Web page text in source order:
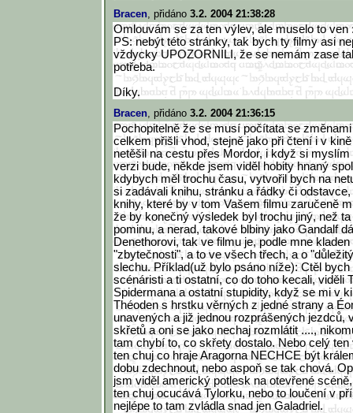
Bracen, přidáno 3.2. 2004 21:38:28
Omlouvám se za ten výlev, ale muselo to ven
PS: nebýt této stránky, tak bych ty filmy asi
vždycky UPOZORNILI, že se nemám zase
potřeba.
Díky.
Bracen, přidáno 3.2. 2004 21:36:15
Pochopitelně že se musí počítata se
celkem přišli vhod, stejně jako při čtení i v
netěšil na cestu přes Mordor, i když si
verzi bude, někde jsem viděl hobity hnaný
kdybych měl trochu času, vytvořil bych na
si zadávali knihu, stránku a řádky či
knihy, které by v tom Vašem filmu zaručeně
že by konečný výsledek byl trochu jiný, než
pominu, a nerad, takové blbiny jako Gandalf
Denethorovi, tak ve filmu je, podle mne kladen
"zbytečnosti", a to ve všech třech, a o
slechu. Příklad(už bylo psáno níže): Ctěl
scénáristi a ti ostatní, co do toho kecali, viděli
Spidermana a ostatní stupidity, když se mi v
Théoden s hrstku věrných z jedné strany a
unavených a již jednou rozprášených jezdců,
skřetů a oni se jako nechaj rozmlátit ....,
tam chybí to, co skřety dostalo. Nebo celý
ten chuj co hraje Aragorna NECHCE být
dobu zdechnout, nebo aspoň se tak chová.
jsm viděl americký potlesk na otevřené
ten chuj ocucává Tylorku, nebo to loučení v
nejlépe to tam zvládla snad jen Galadriel.